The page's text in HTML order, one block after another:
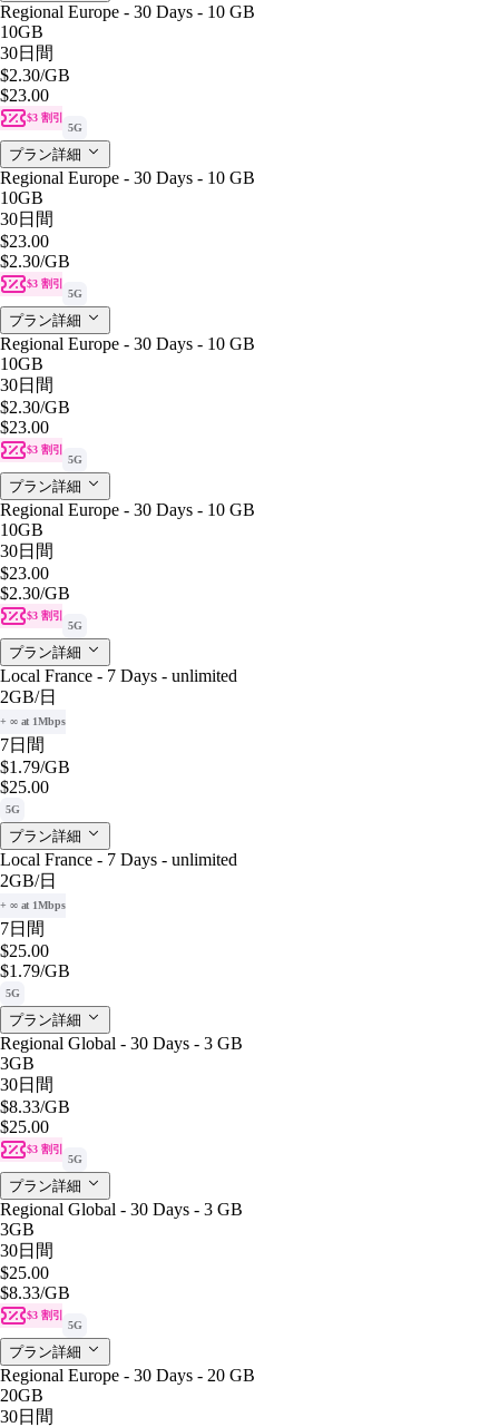
Regional Europe - 30 Days - 10 GB
10GB
30日間
$2.30/GB
$23.00
$3 割引
5G
プラン詳細
Regional Europe - 30 Days - 10 GB
10GB
30日間
$23.00
$2.30/GB
$3 割引
5G
プラン詳細
Regional Europe - 30 Days - 10 GB
10GB
30日間
$2.30/GB
$23.00
$3 割引
5G
プラン詳細
Regional Europe - 30 Days - 10 GB
10GB
30日間
$23.00
$2.30/GB
$3 割引
5G
プラン詳細
Local France - 7 Days - unlimited
2GB/日
+ ∞ at 1Mbps
7日間
$1.79/GB
$25.00
5G
プラン詳細
Local France - 7 Days - unlimited
2GB/日
+ ∞ at 1Mbps
7日間
$25.00
$1.79/GB
5G
プラン詳細
Regional Global - 30 Days - 3 GB
3GB
30日間
$8.33/GB
$25.00
$3 割引
5G
プラン詳細
Regional Global - 30 Days - 3 GB
3GB
30日間
$25.00
$8.33/GB
$3 割引
5G
プラン詳細
Regional Europe - 30 Days - 20 GB
20GB
30日間